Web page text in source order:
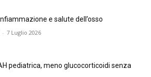
e salute dell’osso
- 7 Luglio 2026
pediatrica, meno glucocorticoidi senza